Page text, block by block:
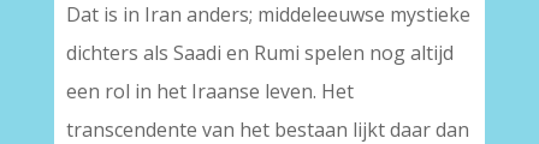
Dat is in Iran anders; middeleeuwse mystieke
dichters als Saadi en Rumi spelen nog altijd
een rol in het Iraanse leven. Het
transcendente van het bestaan lijkt daar dan